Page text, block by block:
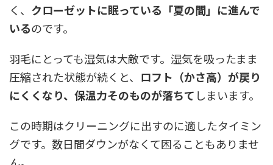
く、 クローゼットに眠っている「夏の間」に進んで
いるのです。
羽毛にとっても湿気は大敵です。湿気を吸ったまま
圧縮された状態が続くと、 ロフト（かさ高）が戻り
にくくなり、保温力そのものが落ちて しまいます。
この時期はクリーニングに出すのに適したタイミン
グです。数日間ダウンがなくて困ることもありませ
ん。